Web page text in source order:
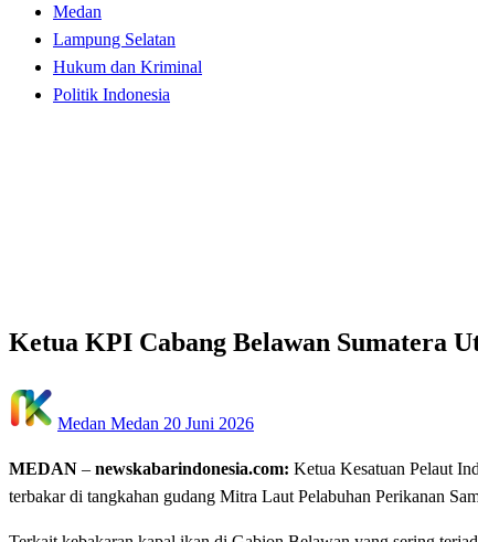
Medan
Lampung Selatan
Hukum dan Kriminal
Politik Indonesia
Ketua KPI Cabang Belawan Sumatera
Medan Medan on
20 Juni 2026
MEDAN – newskabarindonesia.com: Ketua Kesatuan Pelaut
terbakar di tangkahan gudang Mitra Laut Pelabuhan Perikanan